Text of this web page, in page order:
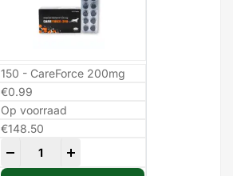
150 - CareForce 200mg
€0.99
Op voorraad
€148.50